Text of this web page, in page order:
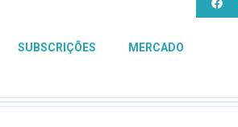
SUBSCRIÇÕES MERCADO